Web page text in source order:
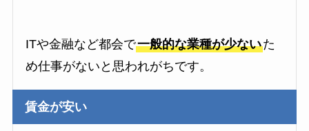
ITや金融など都会で一般的な業種が少ないた
め仕事がないと思われがちです。
賃金が安い